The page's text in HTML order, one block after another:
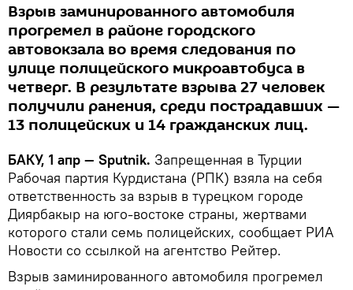
Взрыв заминированного автомобиля
прогремел в районе городского
автовокзала во время следования по
улице полицейского микроавтобуса в
четверг. В результате взрыва 27 человек
получили ранения, среди пострадавших —
13 полицейских и 14 гражданских лиц.
БАКУ, 1 апр — Sputnik. Запрещенная в Турции
Рабочая партия Курдистана (РПК) взяла на себя
ответственность за взрыв в турецком городе
Диярбакыр на юго-востоке страны, жертвами
которого стали семь полицейских, сообщает РИА
Новости со ссылкой на агентство Рейтер.
Взрыв заминированного автомобиля прогремел